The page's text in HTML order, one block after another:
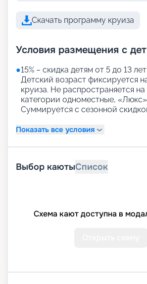
Скачать программу круиза
Условия размещения с
●15% – скидка детям от 5 до 13
Детский возраст фиксируется
круиза. Не распространяется
категории одноместные,
Суммируется с сезонной
Показать все условия
Выбор каютыСписок
Схема кают доступна в